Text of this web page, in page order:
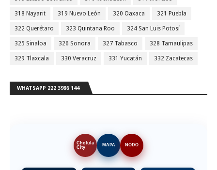
318 Nayarit 319 Nuevo León 320 Oaxaca 321 Puebla
322 Querétaro 323 Quintana Roo 324 San Luis Potosí
325 Sinaloa 326 Sonora 327 Tabasco 328 Tamaulipas
329 Tlaxcala 330 Veracruz 331 Yucatán 332 Zacatecas
WHATSAPP 222 3986 144
Cholula
City
MAPA NODO